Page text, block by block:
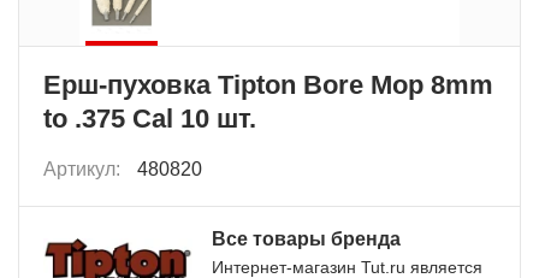
Ерш-пуховка Tipton Bore Mop 8mm
to .375 Cal 10 шт.
Артикул: 480820
Все товары бренда
Интернет-магазин Tut.ru является